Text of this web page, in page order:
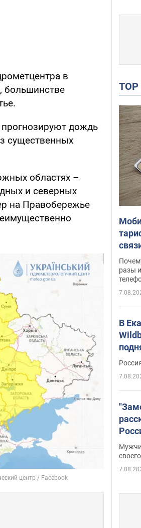
в
большинстве
дождь
существенных
областях –
и северных
на Правобережье
разы
В
Фото